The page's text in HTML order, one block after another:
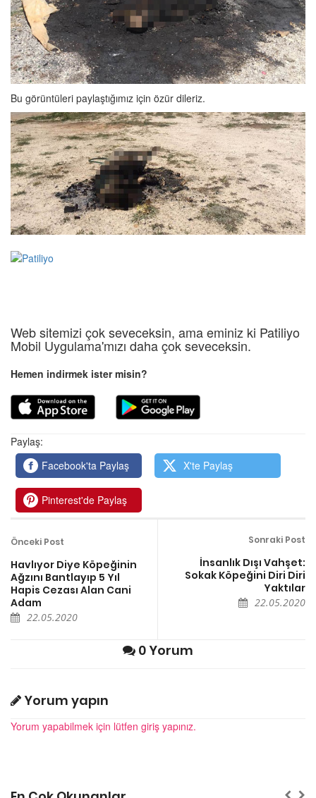
Bu görüntüleri paylaştığımız için özür dileriz.
Web sitemizi çok seveceksin, ama eminiz ki Patiliyo
Mobil Uygulama'mızı daha çok seveceksin.
Hemen indirmek ister misin?
Paylaş:
Facebook'ta Paylaş
X'te Paylaş
Pinterest'de Paylaş
Önceki Post
Havlıyor Diye Köpeğinin
Ağzını Bantlayıp 5 Yıl
Hapis Cezası Alan Cani
Adam
22.05.2020
Sonraki Post
İnsanlık Dışı Vahşet:
Sokak Köpeğini Diri Diri
Yaktılar
22.05.2020
0 Yorum
Yorum yapın
Yorum yapabilmek için lütfen giriş yapınız.